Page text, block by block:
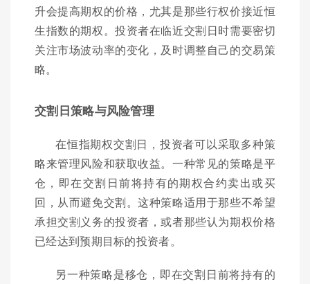
升会提高期权的价格，尤其是那些行权价接近恒
生指数的期权。投资者在临近交割日时需要密切
关注市场波动率的变化，及时调整自己的交易策
略。
交割日策略与风险管理
在恒指期权交割日，投资者可以采取多种策
略来管理风险和获取收益。一种常见的策略是平
仓，即在交割日前将持有的期权合约卖出或买
回，从而避免交割。这种策略适用于那些不希望
承担交割义务的投资者，或者那些认为期权价格
已经达到预期目标的投资者。
另一种策略是移仓，即在交割日前将持有的